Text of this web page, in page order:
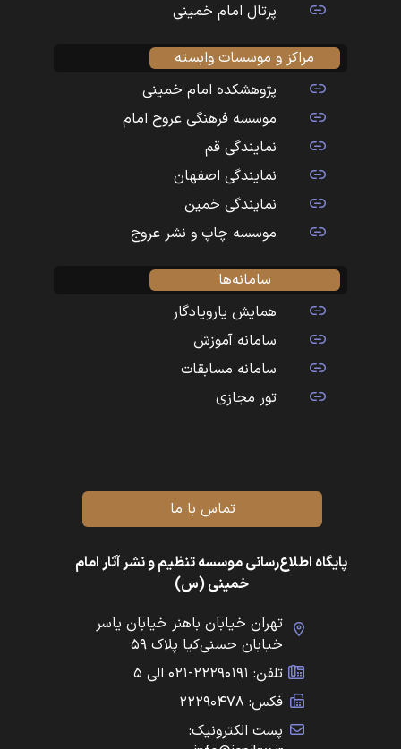
پرتال امام خمینی
مراکز و موسسات وابسته
پژوهشکده امام خمینی
موسسه فرهنگی عروج امام
نمایندگی قم
نمایندگی اصفهان
نمایندگی خمین
موسسه چاپ و نشر عروج
سامانه‌ها
همایش یارویادگار
سامانه آموزش
سامانه مسابقات
تور مجازی
تماس با ما
پایگاه اطلاع‌رسانی موسسه تنظیم و نشر آثار امام
خمینی (س)
تهران خیابان باهنر خیابان یاسر
خیابان حسنی‌کیا پلاک ۵۹
تلفن: ۲۲۲۹۰۱۹۱-۰۲۱ الی ۵
فکس: ۲۲۲۹۰۴۷۸
پست الکترونیک: